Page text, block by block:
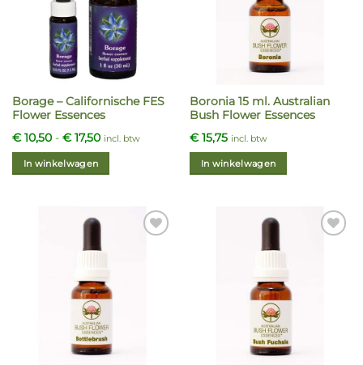
Borage – Californische FES
Flower Essences
€10,50 - €17,50Prijsklasse:
incl. btw
In winkelwagen
Boronia 15 ml. Australian
Bush Flower Essences
€15,75 incl. btw
In winkelwagen